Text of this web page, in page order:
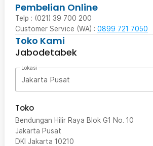
Pembelian Online
Telp : (021) 39 700 200
Customer Service (WA) : 0899 721 7050
Toko Kami
Jabodetabek
Lokasi
Jakarta Pusat
Toko
Bendungan Hilir Raya Blok G1 No. 10
Jakarta Pusat
DKI Jakarta 10210